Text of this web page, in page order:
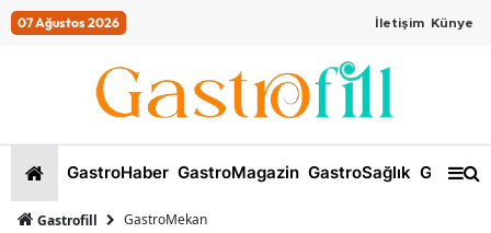
07 Ağustos 2026 İletişim Künye
GastroHaber GastroMagazin GastroSağlık
Gastrofill GastroMekan